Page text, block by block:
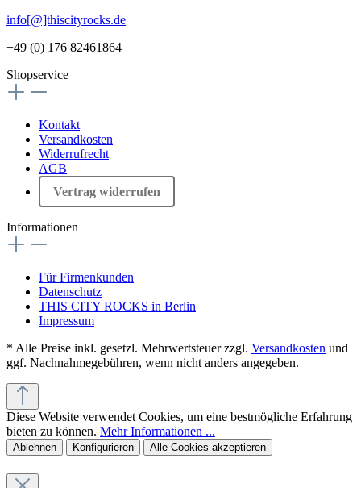
info[@]thiscityrocks.de
+49 (0) 176 82461864
Shopservice
Kontakt
Versandkosten
Widerrufrecht
AGB
Vertrag widerrufen
Informationen
Für Firmenkunden
Datenschutz
THIS CITY ROCKS in Berlin
Impressum
* Alle Preise inkl. gesetzl. Mehrwertsteuer zzgl. Versandkosten und
ggf. Nachnahmegebühren, wenn nicht anders angegeben.
Diese Website verwendet Cookies, um eine bestmögliche Erfahrung
bieten zu können. Mehr Informationen ...
Ablehnen Konfigurieren Alle Cookies akzeptieren